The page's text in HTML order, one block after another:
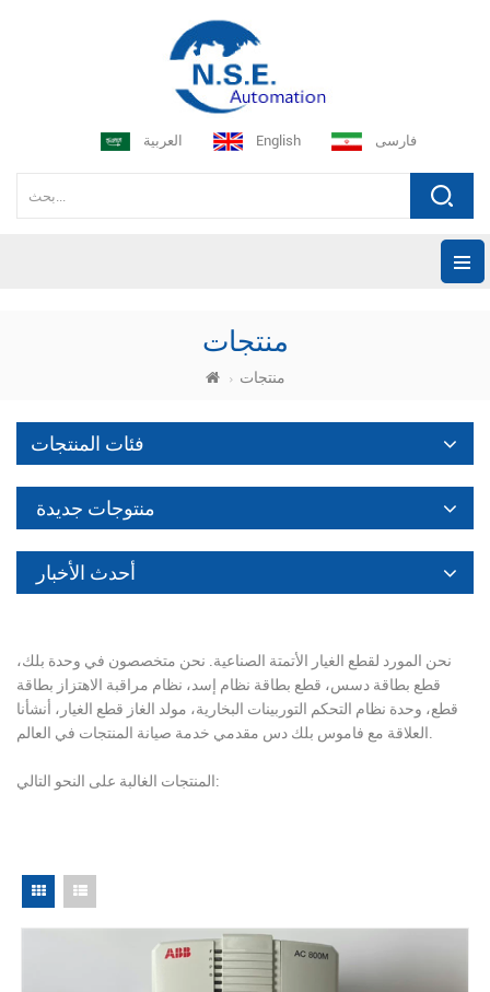
العربية English فارسی
منتجات
منتجات
فئات المنتجات
منتوجات جديدة
أحدث الأخبار
نحن المورد لقطع الغيار الأتمتة الصناعية. نحن متخصصون في وحدة بلك،
قطع بطاقة دسس، قطع بطاقة نظام إسد، نظام مراقبة الاهتزاز بطاقة
قطع، وحدة نظام التحكم التوربينات البخارية، مولد الغاز قطع الغيار، أنشأنا
المنتجات الغالبة على النحو التالي: